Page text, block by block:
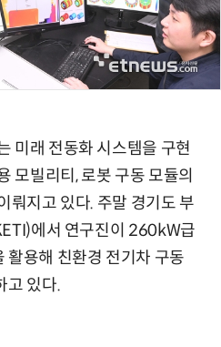
미래 전동화 시스템을 구현
모빌리티, 로봇 구동 모듈의
뤄지고 있다. 주말 경기도 부
에서 연구진이 260kW급
활용해 친환경 전기차 구동
고 있다.